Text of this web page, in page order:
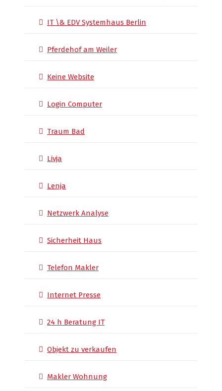
IT \& EDV Systemhaus Berlin
Pferdehof am Weiler
Keine Website
Login Computer
Traum Bad
Livja
Lenja
Netzwerk Analyse
Sicherheit Haus
Telefon Makler
Internet Presse
24 h Beratung IT
Objekt zu verkaufen
Makler Wohnung